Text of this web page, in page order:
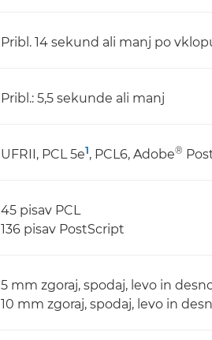
Pribl. 14 sekund ali manj po
Pribl.: 5,5 sekunde ali manj
UFRII, PCL 5e1, PCL6, Adobe®
45 pisav PCL
136 pisav PostScript
5 mm zgoraj, spodaj, levo in
10 mm zgoraj, spodaj, levo in